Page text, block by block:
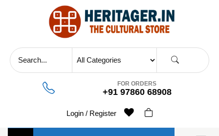
FOR ORDERS
+91 97860 68908
Login / Register